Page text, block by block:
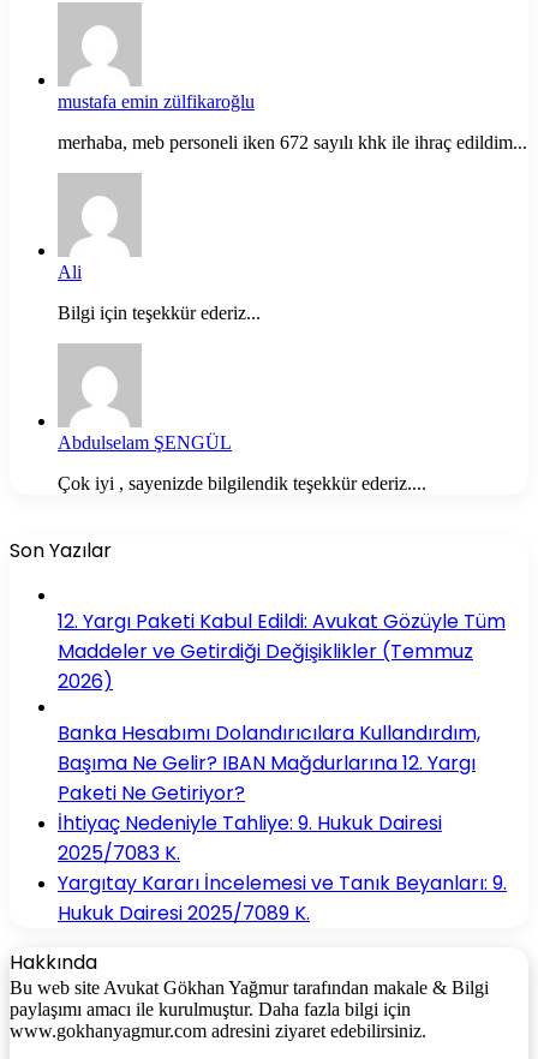
mustafa emin zülfikaroğlu
merhaba, meb personeli iken 672 sayılı khk ile ihraç edildim...
Ali
Bilgi için teşekkür ederiz...
Abdulselam ŞENGÜL
Çok iyi , sayenizde bilgilendik teşekkür ederiz....
Son Yazılar
12. Yargı Paketi Kabul Edildi: Avukat Gözüyle Tüm
Maddeler ve Getirdiği Değişiklikler (Temmuz
2026)
Banka Hesabımı Dolandırıcılara Kullandırdım,
Başıma Ne Gelir? IBAN Mağdurlarına 12. Yargı
Paketi Ne Getiriyor?
İhtiyaç Nedeniyle Tahliye: 9. Hukuk Dairesi
2025/7083 K.
Yargıtay Kararı İncelemesi ve Tanık Beyanları: 9.
Hukuk Dairesi 2025/7089 K.
Hakkında
Bu web site Avukat Gökhan Yağmur tarafından makale & Bilgi
paylaşımı amacı ile kurulmuştur. Daha fazla bilgi için
www.gokhanyagmur.com adresini ziyaret edebilirsiniz.